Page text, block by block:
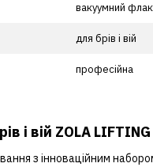
вакуумний
для брів і вій
професійна
і вій ZOLA LIFTING
з інноваційним